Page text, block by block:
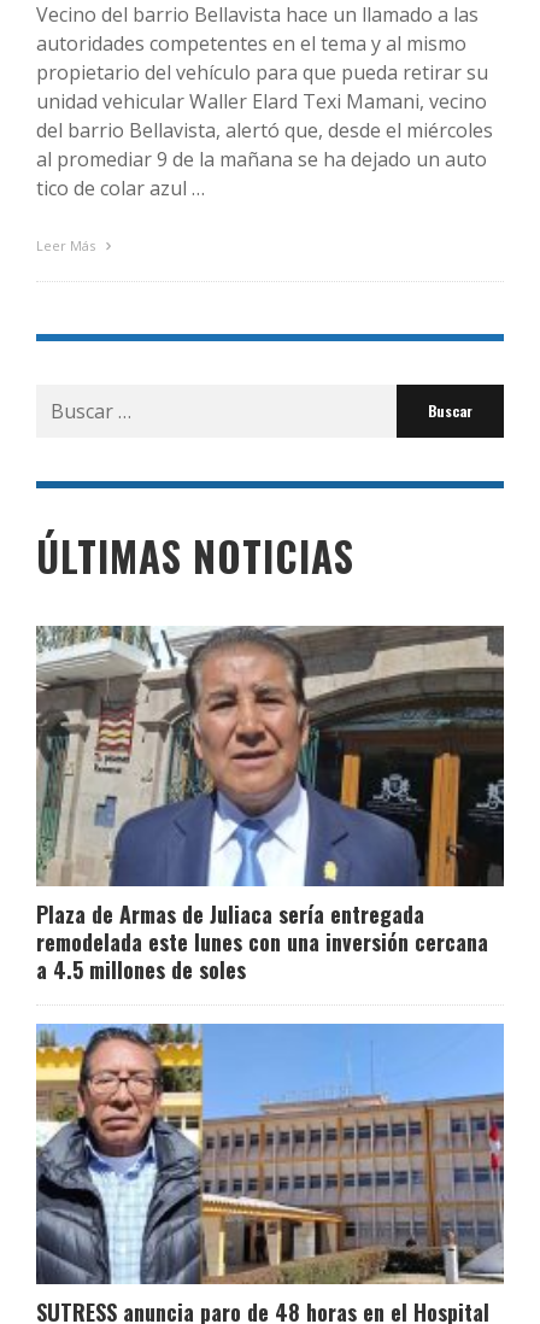
Vecino del barrio Bellavista hace un llamado a las
autoridades competentes en el tema y al mismo
propietario del vehículo para que pueda retirar su
unidad vehicular Waller Elard Texi Mamani, vecino
del barrio Bellavista, alertó que, desde el miércoles
al promediar 9 de la mañana se ha dejado un auto
tico de colar azul …
Leer Más
Buscar
por:
ÚLTIMAS NOTICIAS
Plaza de Armas de Juliaca sería entregada
remodelada este lunes con una inversión cercana
a 4.5 millones de soles
SUTRESS anuncia paro de 48 horas en el Hospital